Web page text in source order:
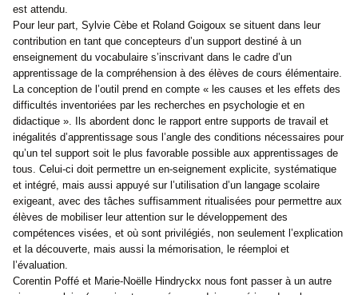
est attendu.
Pour leur part, Sylvie Cèbe et Roland Goigoux se situent dans leur
contribution en tant que concepteurs d’un support destiné à un
enseignement du vocabulaire s’inscrivant dans le cadre d’un
apprentissage de la compréhension à des élèves de cours élémentaire.
La conception de l’outil prend en compte « les causes et les effets des
difficultés inventoriées par les recherches en psychologie et en
didactique ». Ils abordent donc le rapport entre supports de travail et
inégalités d’apprentissage sous l’angle des conditions nécessaires pour
qu’un tel support soit le plus favorable possible aux apprentissages de
tous. Celui-ci doit permettre un en-seignement explicite, systématique
et intégré, mais aussi appuyé sur l’utilisation d’un langage scolaire
exigeant, avec des tâches suffisamment ritualisées pour permettre aux
élèves de mobiliser leur attention sur le développement des
compétences visées, et où sont privilégiés, non seulement l’explication
et la découverte, mais aussi la mémorisation, le réemploi et
l’évaluation.
Corentin Poffé et Marie-Noëlle Hindryckx nous font passer à un autre